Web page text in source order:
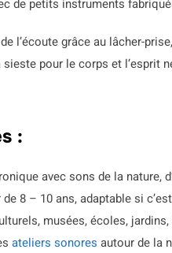
de petits instruments
l’écoute grâce au lâcher-
pour le corps et l’esprit
:
avec sons de la nature,
8 – 10 ans, adaptable si
musées, écoles,
ateliers sonores autour de la